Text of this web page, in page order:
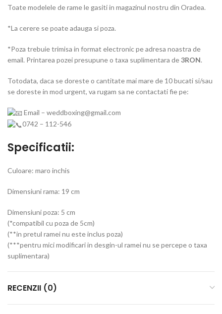
Toate modelele de rame le gasiti in magazinul nostru din Oradea.
*La cerere se poate adauga si poza.
*Poza trebuie trimisa in format electronic pe adresa noastra de
email. Printarea pozei presupune o taxa suplimentara de3RON.
Totodata, daca se doreste o cantitate mai mare de 10 bucati si/sau
se doreste in mod urgent, va rugam sa ne contactati fie pe:
Email – weddboxing@gmail.com
0742 – 112-546
Specificatii:
Culoare: maro inchis
Dimensiuni rama: 19 cm
Dimensiuni poza: 5 cm
(*compatibil cu poza de 5cm)
(**in pretul ramei nu este inclus poza)
(***pentru mici modificari in desgin-ul ramei nu se percepe o taxa
suplimentara)
RECENZII (0)